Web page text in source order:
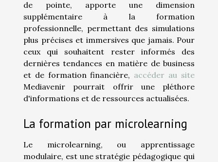
de pointe, apporte une dimension
supplémentaire à la formation
professionnelle, permettant des simulations
plus précises et immersives que jamais. Pour
ceux qui souhaitent rester informés des
dernières tendances en matière de business
et de formation financière, accéder au site
Mediavenir pourrait offrir une pléthore
d'informations et de ressources actualisées.
La formation par microlearning
Le microlearning, ou apprentissage
modulaire, est une stratégie pédagogique qui